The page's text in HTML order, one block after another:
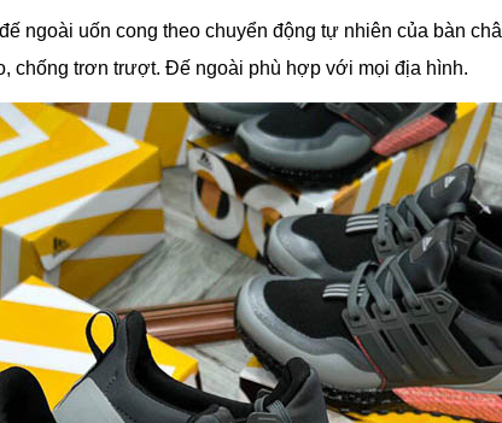
ngoài uốn cong theo chuyển động tự nhiên của bàn
chống trơn trượt. Đế ngoài phù hợp với mọi địa hình.